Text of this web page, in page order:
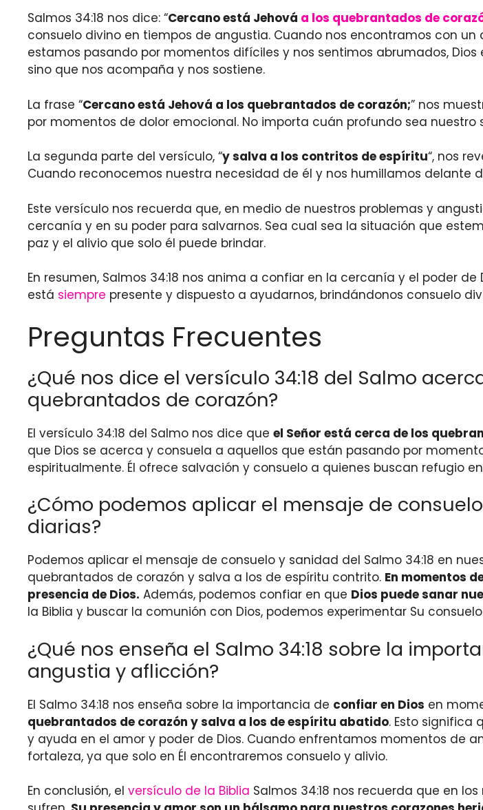
Salmos 34:18 nos dice: “Cercano está Jehová a los quebrantados de
consuelo divino en tiempos de angustia. Cuando nos encontramos con
estamos pasando por momentos difíciles y nos sentimos abrumados,
sino que nos acompaña y nos sostiene.
La frase “Cercano está Jehová a los quebrantados de corazón;” nos
por momentos de dolor emocional. No importa cuán profundo sea
La segunda parte del versículo, “y salva a los contritos de espíritu“, nos
Cuando reconocemos nuestra necesidad de él y nos humillamos delante
Este versículo nos recuerda que, en medio de nuestros problemas y
cercanía y en su poder para salvarnos. Sea cual sea la situación que
paz y el alivio que solo él puede brindar.
En resumen, Salmos 34:18 nos anima a confiar en la cercanía y el poder
está siempre presente y dispuesto a ayudarnos, brindándonos consuelo
Preguntas Frecuentes
¿Qué nos dice el versículo 34:18 del Salmo
quebrantados de corazón?
El versículo 34:18 del Salmo nos dice que el Señor está cerca de los
que Dios se acerca y consuela a aquellos que están pasando por
espiritualmente. Él ofrece salvación y consuelo a quienes buscan refugio en
¿Cómo podemos aplicar el mensaje de
diarias?
Podemos aplicar el mensaje de consuelo y sanidad del Salmo 34:18 en
quebrantados de corazón y salva a los de espíritu contrito. En momentos
presencia de Dios. Además, podemos confiar en que Dios puede sanar
la Biblia y buscar la comunión con Dios, podemos experimentar Su
¿Qué nos enseña el Salmo 34:18 sobre la
angustia y aflicción?
El Salmo 34:18 nos enseña sobre la importancia de confiar en Dios en
quebrantados de corazón y salva a los de espíritu abatido. Esto significa
y ayuda en el amor y poder de Dios. Cuando enfrentamos momentos de
fortaleza, ya que solo en Él encontraremos consuelo y alivio.
En conclusión, el versículo de la Biblia Salmos 34:18 nos recuerda que en